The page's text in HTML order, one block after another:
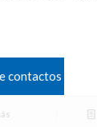
contactos